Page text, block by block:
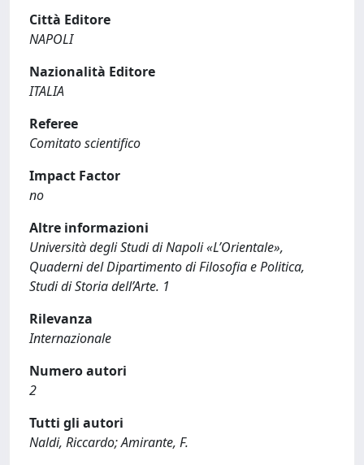
Città Editore
NAPOLI
Nazionalità Editore
ITALIA
Referee
Comitato scientifico
Impact Factor
no
Altre informazioni
Università degli Studi di Napoli «L’Orientale»,
Quaderni del Dipartimento di Filosofia e Politica,
Studi di Storia dell’Arte. 1
Rilevanza
Internazionale
Numero autori
2
Tutti gli autori
Naldi, Riccardo; Amirante, F.